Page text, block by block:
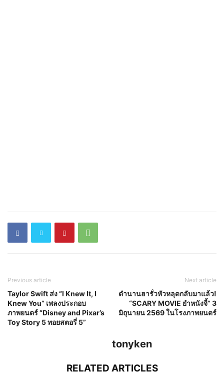
Previous article
Taylor Swift ส่ง “I Knew It, I
Knew You” เพลงประกอบ
ภาพยนตร์ “Disney and Pixar’s
Toy Story 5 ทอยสตอรี่ 5”
Next article
ตำนานฮารั่วหัวหลุดกลับมาแล้ว!
“SCARY MOVIE ยำหนังจี้” 3
มิถุนายน 2569 ในโรงภาพยนตร์
tonyken
RELATED ARTICLES